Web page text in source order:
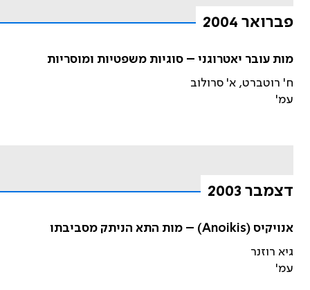
פברואר 2004
מות עובר יאטרוגני – סוגיות משפטיות ומוסריות
ח' רוטברט, א' סרולוב
עמ'
דצמבר 2003
אנויקיס (Anoikis) – מות התא הניתק מסביבתו
גיא רוזנר
עמ'